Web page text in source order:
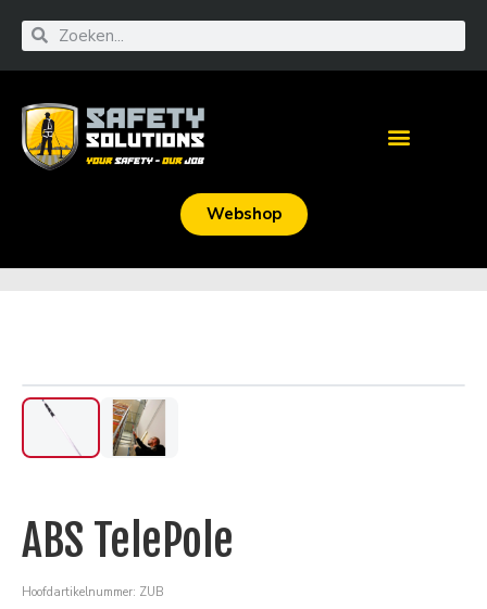
Webshop
‹ ›
ABS TelePole
Hoofdartikelnummer: ZUB